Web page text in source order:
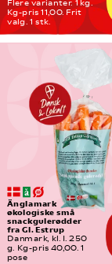
Flere varianter. 1 kg.
Kg-pris 11,00. Frit
valg. 1 stk.
Änglamark
økologiske små
snackgulerødder
fra Gl. Estrup
Danmark, kl. I. 250
g. Kg-pris 40,00. 1
pose